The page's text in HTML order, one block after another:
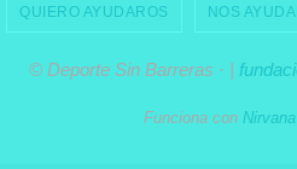
QUIERO AYUDAROS NOS
© Deporte Sin Barreras · |
Funciona con Nirvana